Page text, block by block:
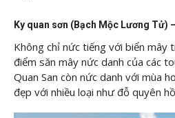
Ky quan sơn (Bạch Mộc Lương Tử)
Không chỉ nức tiếng với biển mây
điểm săn mây nức danh của các
Quan San còn nức danh với mùa
đẹp với nhiều loại như đỗ quyên